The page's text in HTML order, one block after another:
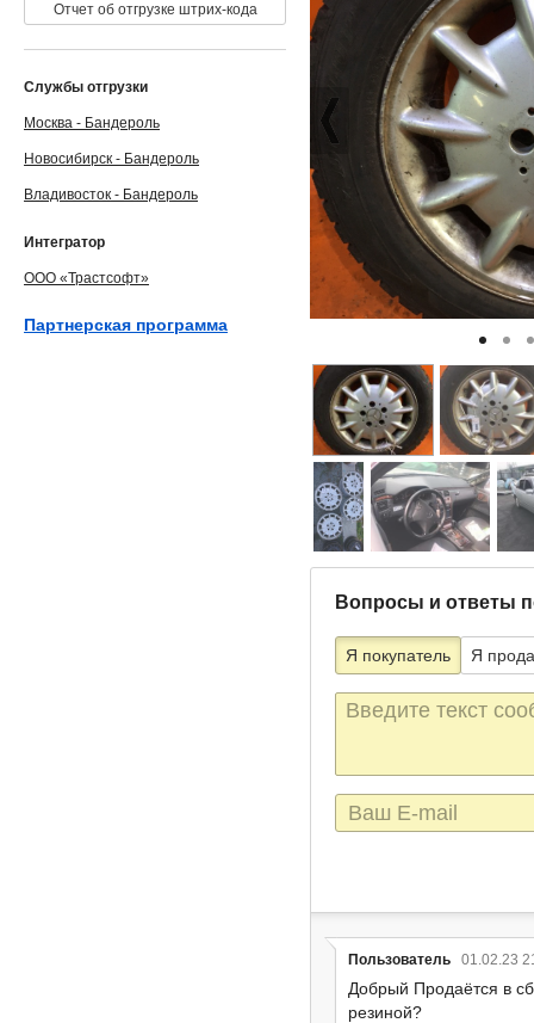
Вопросы и ответы
Я покупатель Я
Текст
сообщения
E-
mail
Пользователь 01.02.23
Добрый Продаётся в
резиной?
Отчет об отгрузке штрих-кода
Службы отгрузки
Москва - Бандероль
Новосибирск - Бандероль
Владивосток - Бандероль
Интегратор
ООО «Трастсофт»
Партнерская программа